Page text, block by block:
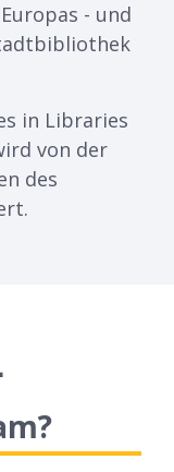
- und
in Libraries
von der
des